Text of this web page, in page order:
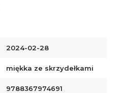
2024-02-28
miękka ze skrzydełkami
9788367974691